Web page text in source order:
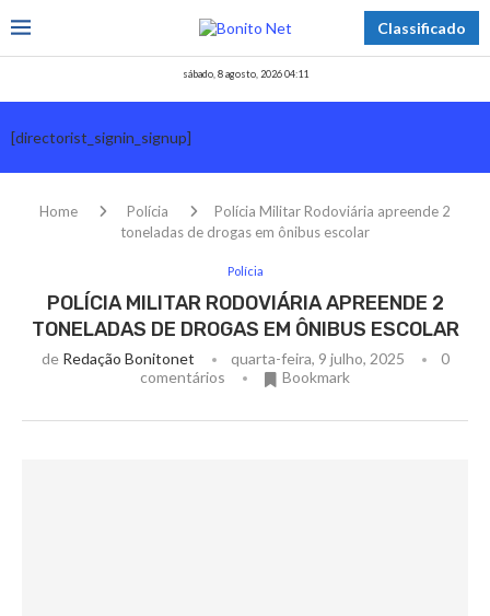
Classificado
sábado, 8 agosto, 2026 04:11
[directorist_signin_signup]
Home Polícia
Polícia Militar Rodoviária apreende 2
toneladas de drogas em ônibus escolar
Polícia
POLÍCIA MILITAR RODOVIÁRIA APREENDE 2
TONELADAS DE DROGAS EM ÔNIBUS ESCOLAR
de Redação Bonitonet quarta-feira, 9 julho, 2025
0
comentários
Bookmark